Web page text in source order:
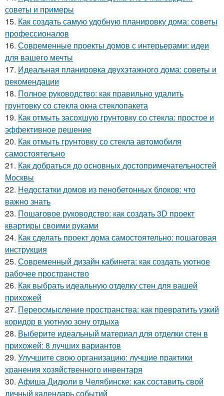
советы и примеры
15. Как создать самую удобную планировку дома: советы
профессионалов
16. Современные проекты домов с интерьерами: идеи
для вашего мечты
17. Идеальная планировка двухэтажного дома: советы и
рекомендации
18. Полное руководство: как правильно удалить
грунтовку со стекла окна стеклопакета
19. Как отмыть засохшую грунтовку со стекла: простое и
эффективное решение
20. Как отмыть грунтовку со стекла автомобиля
самостоятельно
21. Как добраться до основных достопримечательностей
Москвы
22. Недостатки домов из пенобетонных блоков: что
важно знать
23. Пошаговое руководство: как создать 3D проект
квартиры своими руками
24. Как сделать проект дома самостоятельно: пошаговая
инструкция
25. Современный дизайн кабинета: как создать уютное
рабочее пространство
26. Как выбрать идеальную отделку стен для вашей
прихожей
27. Переосмысление пространства: как превратить узкий
коридор в уютную зону отдыха
28. Выберите идеальный материал для отделки стен в
прихожей: 8 лучших вариантов
29. Улучшите свою организацию: лучшие практики
хранения хозяйственного инвентаря
30. Афиша Дидюли в Челябинске: как составить свой
личный календарь событий